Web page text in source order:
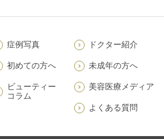
症例写真 ドクター紹介
初めての方へ 未成年の方へ
ビューティー
コラム
美容医療メディア
よくある質問